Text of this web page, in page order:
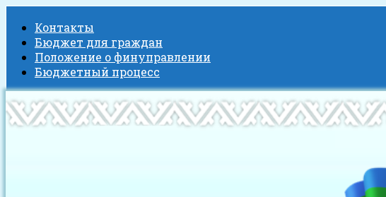
Контакты
Бюджет для граждан
Положение о финуправлении
Бюджетный процесс